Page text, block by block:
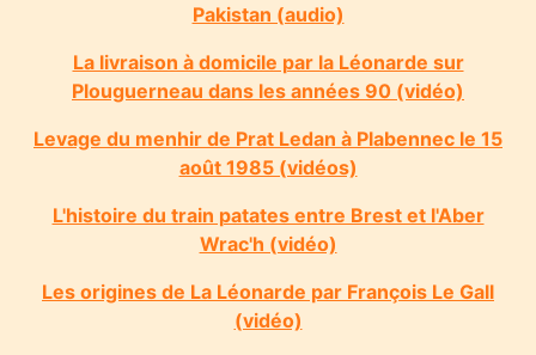
Pakistan (audio)
La livraison à domicile par la Léonarde sur
Plouguerneau dans les années 90 (vidéo)
Levage du menhir de Prat Ledan à Plabennec le 15
août 1985 (vidéos)
L'histoire du train patates entre Brest et l'Aber
Wrac'h (vidéo)
Les origines de La Léonarde par François Le Gall
(vidéo)